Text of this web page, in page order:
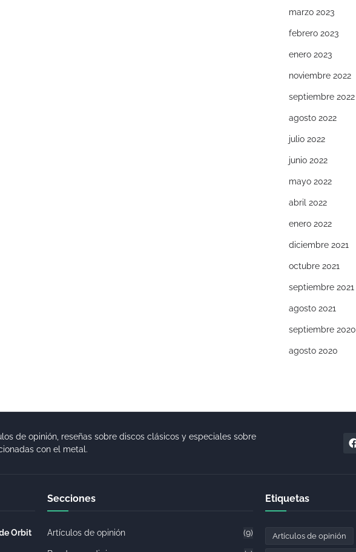
marzo 2023
febrero 2023
enero 2023
noviembre 2022
septiembre 2022
agosto 2022
julio 2022
junio 2022
mayo 2022
abril 2022
enero 2022
diciembre 2021
octubre 2021
septiembre 2021
agosto 2021
septiembre 2020
agosto 2020
de opinión, reseñas sobre discos clásicos y especiales sobre
con el metal.
Orbit
Secciones
Artículos de opinión (9)
Etiquetas
Artículos de opinión